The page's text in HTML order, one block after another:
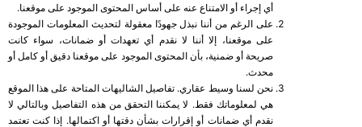
أي إجراء أو الامتناع عنه على أساس المحتوى الموجود على موقعنا.
على الرغم من أننا نبذل جهودًا معقولة لتحديث المعلومات الموجودة
على موقعنا، إلا أننا لا نقدم أي تعهدات أو ضمانات، سواء كانت
صريحة أو ضمنية، بأن المحتوى الموجود على موقعنا دقيق أو كامل أو
محدث.
نحن لسنا وسيط عقاري. تفاصيل الشاليهات المتاحة على هذا الموقع
هي لمعلوماتك فقط. لا يمكننا التحقق من هذه التفاصيل وبالتالي لا
نقدم أي ضمانات أو إقرارات بشأن دقتها أو اكتمالها. إذا كنت تعتمد